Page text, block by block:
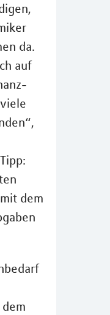
da.
auf
dem